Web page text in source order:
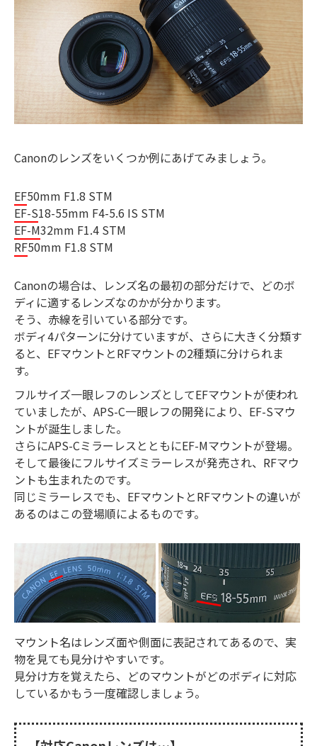
Canonのレンズをいくつか例にあげてみましょう。
EF50mm F1.8 STM
EF-S18-55mm F4-5.6 IS STM
EF-M32mm F1.4 STM
RF50mm F1.8 STM
Canonの場合は、レンズ名の最初の部分だけで、どのボ
ディに適するレンズなのかが分かります。
そう、赤線を引いている部分です。
ボディ4パターンに分けていますが、さらに大きく分類す
ると、EFマウントとRFマウントの2種類に分けられま
す。
フルサイズ一眼レフのレンズとしてEFマウントが使われ
ていましたが、APS-C一眼レフの開発により、EF-Sマウ
ントが誕生しました。
さらにAPS-CミラーレスとともにEF-Mマウントが登場。
そして最後にフルサイズミラーレスが発売され、RFマウ
ントも生まれたのです。
同じミラーレスでも、EFマウントとRFマウントの違いが
あるのはこの登場順によるものです。
マウント名はレンズ面や側面に表記されてあるので、実
物を見ても見分けやすいです。
見分け方を覚えたら、どのマウントがどのボディに対応
しているかもう一度確認しましょう。